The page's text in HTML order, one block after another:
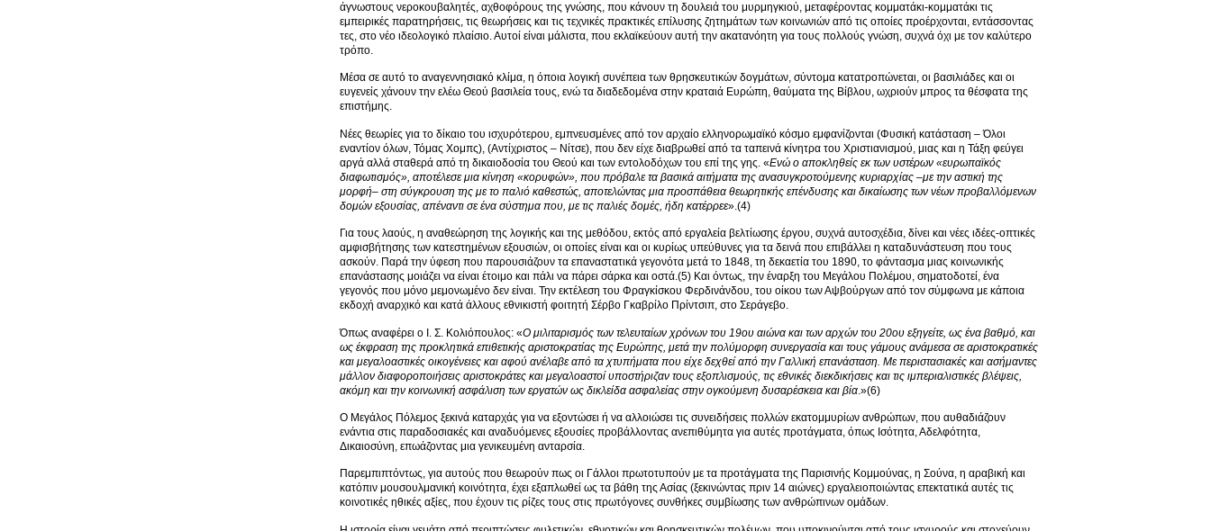
άγνωστους νεροκουβαλητές, αχθοφόρους της γνώσης, που κάνουν τη δουλειά του μυρμηγκιού, μεταφέροντας κομματάκι-κομματάκι τις
εμπειρικές παρατηρήσεις, τις θεωρήσεις και τις τεχνικές πρακτικές επίλυσης ζητημάτων των κοινωνιών από τις οποίες προέρχονται, εντάσσοντας
τες, στο νέο ιδεολογικό πλαίσιο. Αυτοί είναι μάλιστα, που εκλαϊκεύουν αυτή την ακατανόητη για τους πολλούς γνώση, συχνά όχι με τον καλύτερο
τρόπο.
Μέσα σε αυτό το αναγεννησιακό κλίμα, η όποια λογική συνέπεια των θρησκευτικών δογμάτων, σύντομα κατατροπώνεται, οι βασιλιάδες και οι
ευγενείς χάνουν την ελέω Θεού βασιλεία τους, ενώ τα διαδεδομένα στην κραταιά Ευρώπη, θαύματα της Βίβλου, ωχριούν μπρος τα θέσφατα της
επιστήμης.
Νέες θεωρίες για το δίκαιο του ισχυρότερου, εμπνευσμένες από τον αρχαίο ελληνορωμαϊκό κόσμο εμφανίζονται (Φυσική κατάσταση – Όλοι
εναντίον όλων, Τόμας Χομπς), (Αντίχριστος – Νίτσε), που δεν είχε διαβρωθεί από τα ταπεινά κίνητρα του Χριστιανισμού, μιας και η Τάξη φεύγει
αργά αλλά σταθερά από τη δικαιοδοσία του Θεού και των εντολοδόχων του επί της γης. «Ενώ ο αποκληθείς εκ των υστέρων «ευρωπαϊκός
διαφωτισμός», αποτέλεσε μια κίνηση «κορυφών», που πρόβαλε τα βασικά αιτήματα της ανασυγκροτούμενης κυριαρχίας –με την αστική της
μορφή– στη σύγκρουση της με το παλιό καθεστώς, αποτελώντας μια προσπάθεια θεωρητικής επένδυσης και δικαίωσης των νέων προβαλλόμενων
δομών εξουσίας, απέναντι σε ένα σύστημα που, με τις παλιές δομές, ήδη κατέρρεε».(4)
Για τους λαούς, η αναθεώρηση της λογικής και της μεθόδου, εκτός από εργαλεία βελτίωσης έργου, συχνά αυτοσχέδια, δίνει και νέες ιδέες-οπτικές
αμφισβήτησης των κατεστημένων εξουσιών, οι οποίες είναι και οι κυρίως υπεύθυνες για τα δεινά που επιβάλλει η καταδυνάστευση που τους
ασκούν. Παρά την ύφεση που παρουσιάζουν τα επαναστατικά γεγονότα μετά το 1848, τη δεκαετία του 1890, το φάντασμα μιας κοινωνικής
επανάστασης μοιάζει να είναι έτοιμο και πάλι να πάρει σάρκα και οστά.(5) Και όντως, την έναρξη του Μεγάλου Πολέμου, σηματοδοτεί, ένα
γεγονός που μόνο μεμονωμένο δεν είναι. Την εκτέλεση του Φραγκίσκου Φερδινάνδου, του οίκου των Αψβούργων από τον σύμφωνα με κάποια
εκδοχή αναρχικό και κατά άλλους εθνικιστή φοιτητή Σέρβο Γκαβρίλο Πρίντσιπ, στο Σεράγεβο.
Όπως αναφέρει ο Ι. Σ. Κολιόπουλος: «Ο μιλιταρισμός των τελευταίων χρόνων του 19ου αιώνα και των αρχών του 20ου εξηγείτε, ως ένα βαθμό, και
ως έκφραση της προκλητικά επιθετικής αριστοκρατίας της Ευρώπης, μετά την πολύμορφη συνεργασία και τους γάμους ανάμεσα σε αριστοκρατικές
και μεγαλοαστικές οικογένειες και αφού ανέλαβε από τα χτυπήματα που είχε δεχθεί από την Γαλλική επανάσταση. Με περιστασιακές και ασήμαντες
μάλλον διαφοροποιήσεις αριστοκράτες και μεγαλοαστοί υποστήριζαν τους εξοπλισμούς, τις εθνικές διεκδικήσεις και τις ιμπεριαλιστικές βλέψεις,
ακόμη και την κοινωνική ασφάλιση των εργατών ως δικλείδα ασφαλείας στην ογκούμενη δυσαρέσκεια και βία .»(6)
Ο Μεγάλος Πόλεμος ξεκινά καταρχάς για να εξοντώσει ή να αλλοιώσει τις συνειδήσεις πολλών εκατομμυρίων ανθρώπων, που αυθαδιάζουν
ενάντια στις παραδοσιακές και αναδυόμενες εξουσίες προβάλλοντας ανεπιθύμητα για αυτές προτάγματα, όπως Ισότητα, Αδελφότητα,
Δικαιοσύνη, επωάζοντας μια γενικευμένη ανταρσία.
Παρεμπιπτόντως, για αυτούς που θεωρούν πως οι Γάλλοι πρωτοτυπούν με τα προτάγματα της Παρισινής Κομμούνας, η Σούνα, η αραβική και
κατόπιν μουσουλμανική κοινότητα, έχει εξαπλωθεί ως τα βάθη της Ασίας (ξεκινώντας πριν 14 αιώνες) εργαλειοποιώντας επεκτατικά αυτές τις
κοινοτικές ηθικές αξίες, που έχουν τις ρίζες τους στις πρωτόγονες συνθήκες συμβίωσης των ανθρώπινων ομάδων.